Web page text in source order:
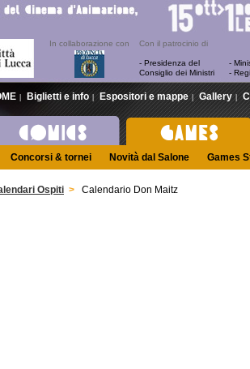
In collaborazione con Con il patrocinio di
- Presidenza del
Consiglio dei Ministri
-
-
| Biglietti e info | Espositori e mappe | Gallery |
Concorsi & tornei Novità dal Salone Games
Ospiti > Calendario Don Maitz